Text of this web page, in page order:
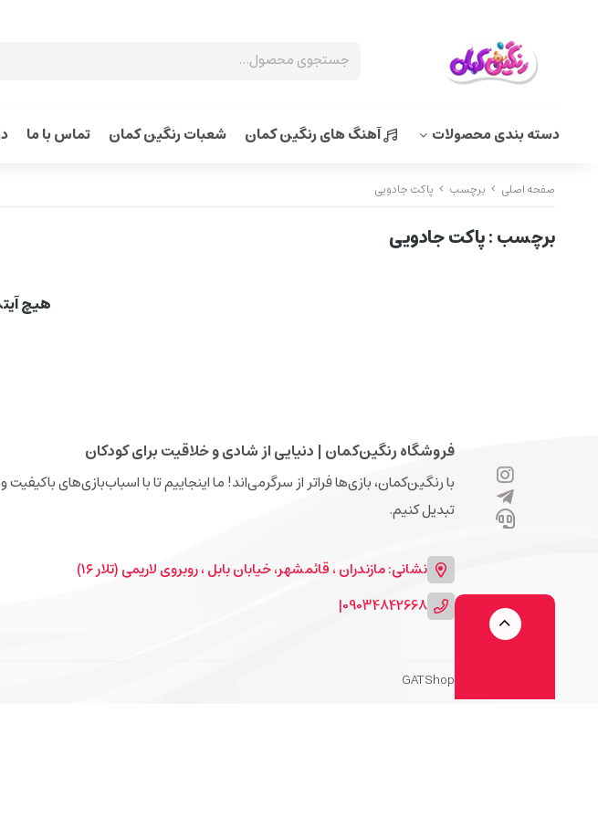
دسته بندی محصولات آهنگ های رنگین کمان شعبات رنگین کمان تماس با ما
صفحه اصلی برچسب پاکت جادویی
برچسب: پاکت جادویی
هیچ
فروشگاه رنگین‌کمان | دنیایی از شادی و خلاقیت برای کودکان
با رنگین‌کمان، بازی‌ها فراتر از سرگرمی‌اند! ما اینجاییم تا با اسباب‌بازی‌های
تبدیل کنیم.
نشانی: مازندران ، قائمشهر، خیابان بابل ، روبروی لاریمی (تلار ۱۶)
09034842668
|
GATShop